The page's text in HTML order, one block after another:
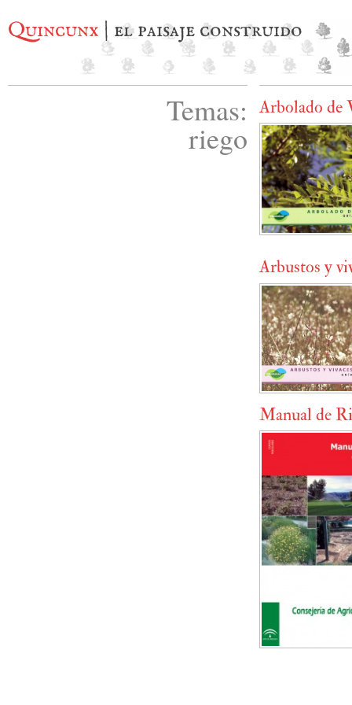
Quincunx | el paisaje construido
Temas:
riego
Arbolado de
Arbustos y
Manual de